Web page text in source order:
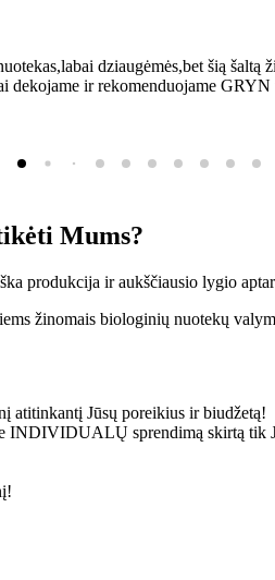
dziaugėmės,bet šią
dekojame ir rekomenduojame
Mums?
produkcija ir aukščiausio lygio
žinomais biologinių nuotekų
atitinkantį Jūsų poreikius ir biudžetą!
INDIVIDUALŲ sprendimą skirtą tik